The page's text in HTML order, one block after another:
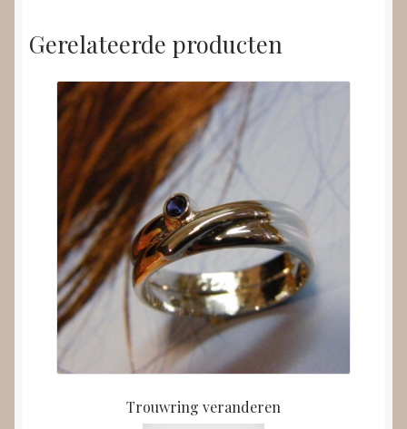
Gerelateerde producten
Trouwring veranderen